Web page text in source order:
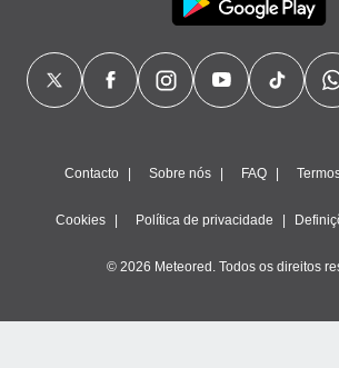
Contacto Sobre nós FAQ
Cookies Política de privacidade
© 2026 Meteored. Todos os direitos